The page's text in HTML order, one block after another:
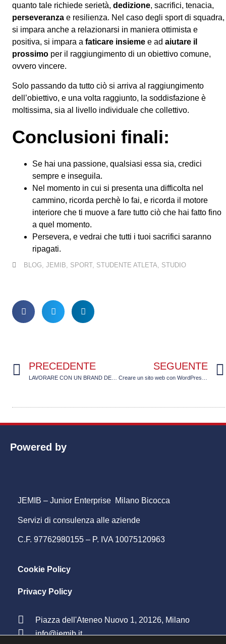
quanto tale richiede serietà, dedizione, sacrifici, tenacia,
perseveranza e resilienza. Nel caso degli sport di squadra,
si impara anche a relazionarsi in maniera ottimista e
positiva, si impara a faticare insieme e ad aiutare il
prossimo per il raggiungimento di un obiettivo comune,
ovvero vincere.
Solo passando da tutto ciò si arriva al raggiungimento
dell’obiettivo, e una volta raggiunto, la soddisfazione è
moltissima, sia al livello individuale che collettivo.
Conclusioni finali:
Se hai una passione, qualsiasi essa sia, credici
sempre e inseguila.
Nel momento in cui si presenta una difficolta nel
cammino, ricorda perchè lo fai, e ricorda il motore
interiore che ti muove a fare tutto ciò che hai fatto fino
a quel momento.
Persevera, e vedrai che tutti i tuoi sacrifici saranno
ripagati.
BLOG, JEMIB, SPORT, STUDENTE ATLETA, STUDIO
PRECEDENTE
LAVORARE CON UN BRAND DEL REGNO UNITO COME CREATORE DI CONTENUTI: PRO E CONTRO
SEGUENTE
Creare un sito web con WordPress – JEMIB HOW TO
Powered by
JEMIB – Junior Enterprise Milano Bicocca
Servizi di consulenza alle aziende
C.F. 97762980155 – P. IVA 10075120963
Cookie Policy
Privacy Policy
Piazza dell'Ateneo Nuovo 1, 20126, Milano
info@jemib.it